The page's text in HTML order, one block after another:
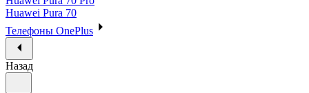
Huawei Pura 70
Телефоны OnePlus
Назад